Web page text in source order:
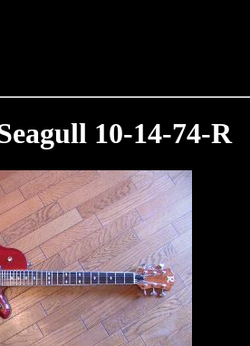
10-14-74-R